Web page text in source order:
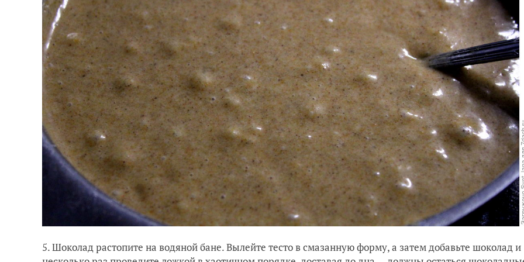
5. Шоколад растопите на водяной бане. Вылейте тесто в смазанную форму, а затем добавьте шоколад и